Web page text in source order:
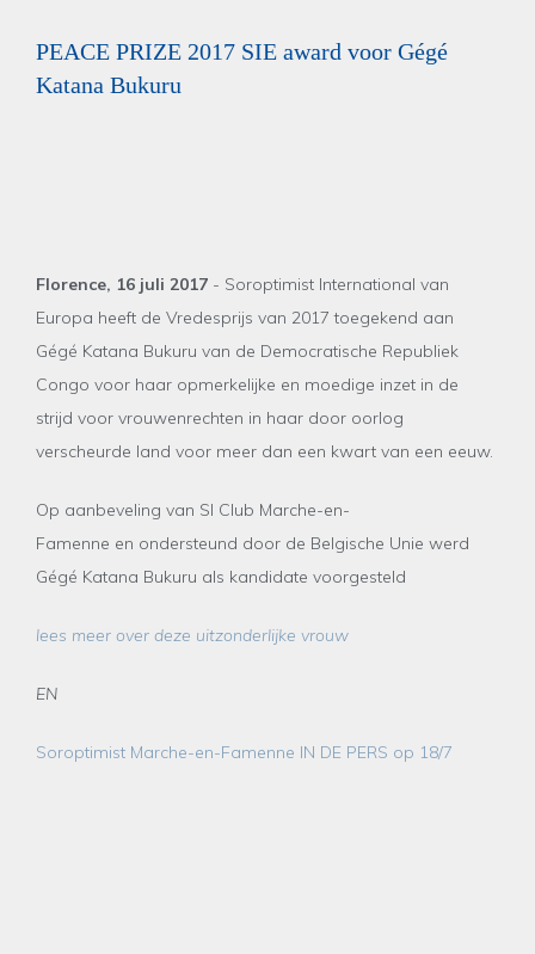
PEACE PRIZE 2017 SIE award voor Gégé
Katana Bukuru
Florence, 16 juli 2017 - Soroptimist International van
Europa heeft de Vredesprijs van 2017 toegekend aan
Gégé Katana Bukuru van de Democratische Republiek
Congo voor haar opmerkelijke en moedige inzet in de
strijd voor vrouwenrechten in haar door oorlog
verscheurde land voor meer dan een kwart van een eeuw.
Op aanbeveling van SI Club Marche-en-
Famenne en ondersteund door de Belgische Unie werd
Gégé Katana Bukuru als kandidate voorgesteld
lees meer over deze uitzonderlijke vrouw
EN
Soroptimist Marche-en-Famenne IN DE PERS op 18/7